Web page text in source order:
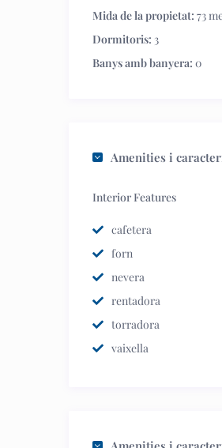
Mida de la propietat: 73
Dormitoris: 3
Banys amb banyera: 0
Amenities i
Interior Features
cafetera
forn
nevera
rentadora
torradora
vaixella